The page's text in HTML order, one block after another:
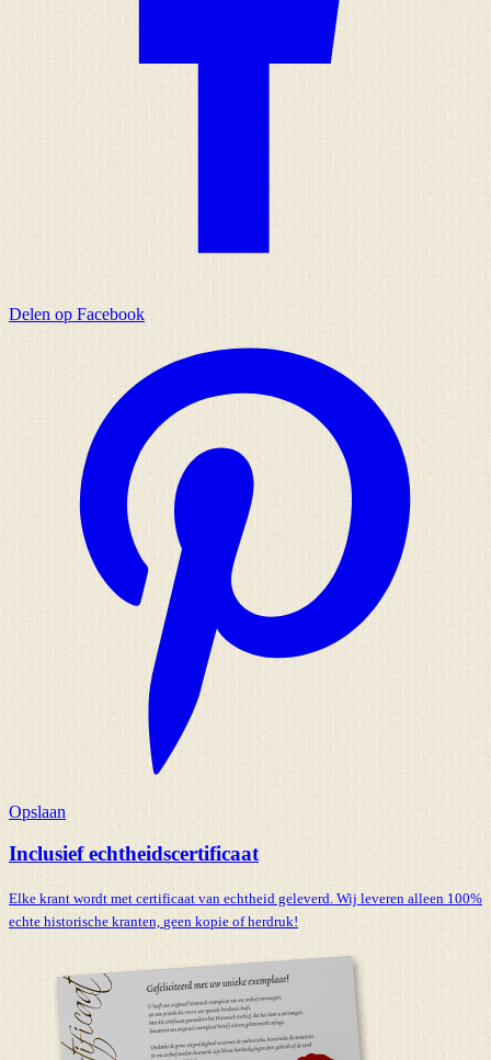
Delen op Facebook
Opslaan
Inclusief echtheidscertificaat
Elke krant wordt met certificaat van echtheid geleverd. Wij leveren alleen 100%
echte historische kranten, geen kopie of herdruk!